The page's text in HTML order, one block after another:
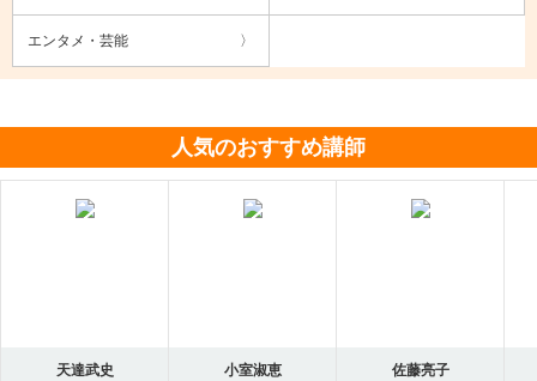
エンタメ・芸能
人気のおすすめ講師
天達武史 小室淑恵 佐藤亮子